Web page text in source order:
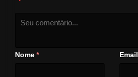
Nome * Email